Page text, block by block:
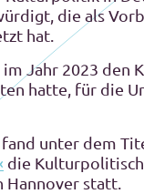
die als
hat.
2023 den
hatte, für die
unter dem
die
statt.